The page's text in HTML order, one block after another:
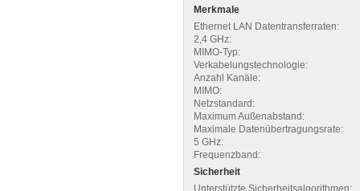
Merkmale
Ethernet LAN Datentransferraten:
2,4 GHz:
MIMO-Typ:
Verkabelungstechnologie:
Anzahl Kanäle:
MIMO:
Netzstandard:
Maximum Außenabstand:
Maximale Datenübertragungsrate:
5 GHz:
Frequenzband:
Sicherheit
Unterstützte Sicherheitsalgorithmen: